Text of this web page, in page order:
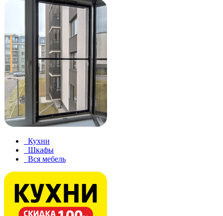
Кухни
Шкафы
Вся мебель